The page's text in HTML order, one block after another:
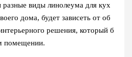
виды линолеума для кух
дома, будет зависеть от об
решения, который б
помещении.